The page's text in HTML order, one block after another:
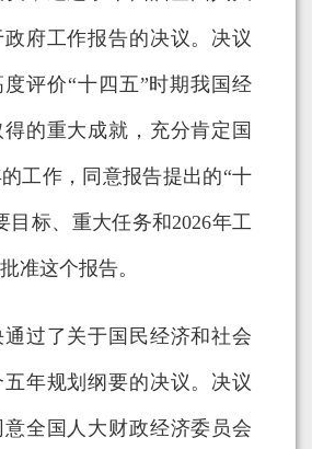
政府工作报告的决议。决议
评价“十四五”时期我国经
的重大成就，充分肯定国
工作，同意报告提出的“十
目标、重大任务和2026年工
准这个报告。
了关于国民经济和社会
年规划纲要的决议。决议
全国人大财政经济委员会